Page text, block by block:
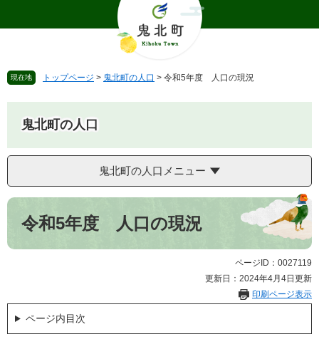
頭
飛
文
現在地 トップページ > 鬼北町の人口 > 令和5年度 人口の現況
鬼北町の人口
鬼北町の人口メニュー
本
令和5年度 人口の現況
ページID：0027119
更新日：2024年4月4日更新
印刷ページ表示
ページ内目次